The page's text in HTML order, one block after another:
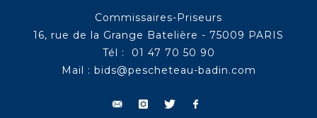
Commissaires-Priseurs
16, rue de la Grange Batelière - 75009 PARIS
Tél : 01 47 70 50 90
Mail : bids@pescheteau-badin.com